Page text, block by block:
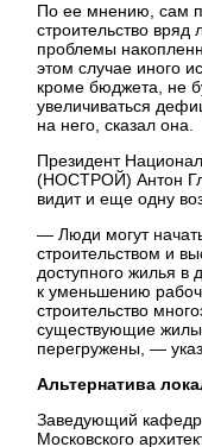
По ее мнению, сам
строительство
проблемы
этом случае иного
кроме бюджета, не
увеличиваться
на него, сказал она.
Президент
(НОСТРОЙ) Антон
видит и еще одну
— Люди могут
строительством и
доступного жилья в
к уменьшению
строительство
существующие
перегружены, —
Альтернатива
Заведующий
Московского